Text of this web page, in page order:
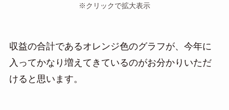
※クリックで拡大表示
収益の合計であるオレンジ色のグラフが、今年に
入ってかなり増えてきているのがお分かりいただ
けると思います。